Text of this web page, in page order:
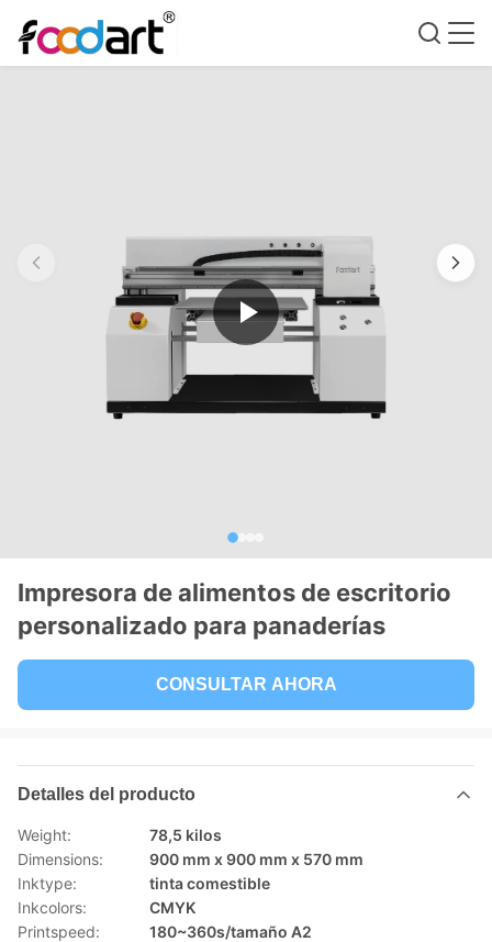
Impresora de alimentos de escritorio
personalizado para panaderías
CONSULTAR AHORA
Detalles del producto
Weight:
78,5 kilos
Dimensions:
900 mm x 900 mm x 570 mm
Inktype:
tinta comestible
Inkcolors:
CMYK
Printspeed:
180~360s/tamaño A2